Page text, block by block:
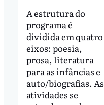
A estrutura do
programa é
dividida em quatro
eixos: poesia,
prosa, literatura
para as infâncias e
auto/biografias. As
atividades se